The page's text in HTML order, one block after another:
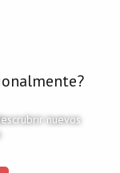
nuevos